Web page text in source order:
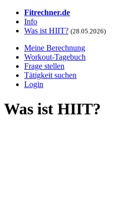
Fitrechner.de
Info
Was ist HIIT? (28.05.2026)
Meine Berechnung
Workout-Tagebuch
Frage stellen
Tätigkeit suchen
Login
Was ist HIIT?